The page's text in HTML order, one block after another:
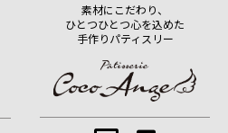
素材にこだわり、
ひとつひとつ心を込めた
手作りパティスリー